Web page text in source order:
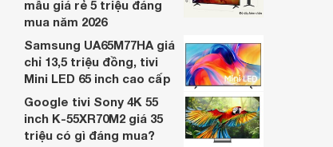
Có 57 nơi bán
mẫu giá rẻ 5 triệu đáng
mua năm 2026
Samsung UA65M77HA giá
chỉ 13,5 triệu đồng, tivi
Mini LED 65 inch cao cấp
Google tivi Sony 4K 55
inch K-55XR70M2 giá 35
triệu có gì đáng mua?